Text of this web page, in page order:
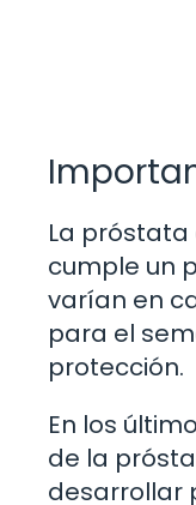
La
cumple un
varían en
para el
protección.
En los
de la
desarrollar